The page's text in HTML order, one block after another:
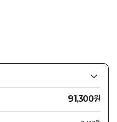
91,300원